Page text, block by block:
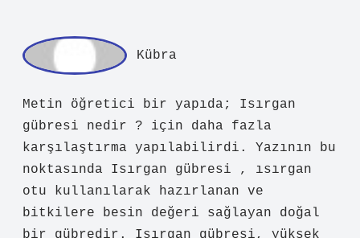
Metin öğretici bir yapıda; Isırgan
gübresi nedir ? için daha fazla
karşılaştırma yapılabilirdi. Yazının bu
noktasında Isırgan gübresi , ısırgan
otu kullanılarak hazırlanan ve